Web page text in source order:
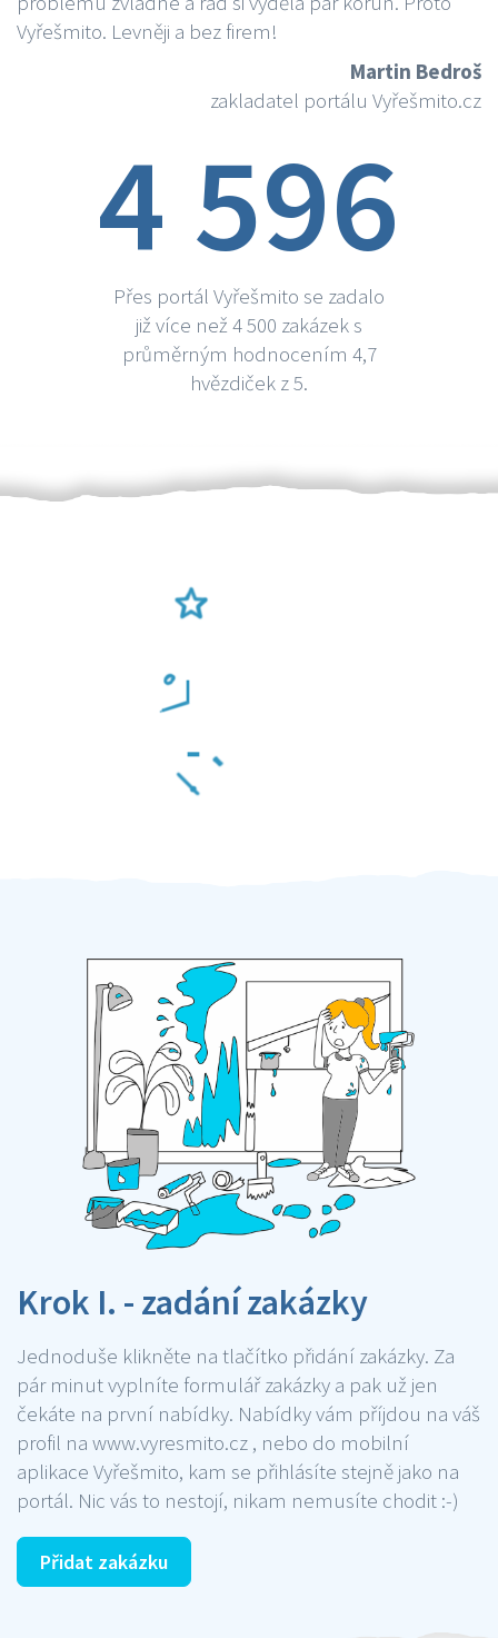
Vyřešmito. Levněji a bez firem!
Martin Bedroš
zakladatel portálu Vyřešmito.cz
4 596
Přes portál Vyřešmito se zadalo
již více než 4 500 zakázek s
průměrným hodnocením 4,7
hvězdiček z 5.
Krok I. - zadání zakázky
Jednoduše klikněte na tlačítko přidání zakázky. Za
pár minut vyplníte formulář zakázky a pak už jen
čekáte na první nabídky. Nabídky vám příjdou na váš
profil na www.vyresmito.cz , nebo do mobilní
aplikace Vyřešmito, kam se přihlásíte stejně jako na
portál. Nic vás to nestojí, nikam nemusíte chodit :-)
Přidat zakázku